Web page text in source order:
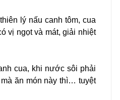
lý nấu canh tôm, cua
vị ngọt và mát, giải nhiệt
cua, khi nước sôi phải
ăn món này thì… tuyệt